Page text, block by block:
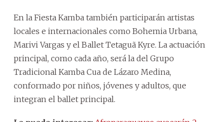
En la Fiesta Kamba también participarán artistas
locales e internacionales como Bohemia Urbana,
Marivi Vargas y el Ballet Tetaguã Kyre. La actuación
principal, como cada año, será la del Grupo
Tradicional Kamba Cua de Lázaro Medina,
conformado por niños, jóvenes y adultos, que
integran el ballet principal.